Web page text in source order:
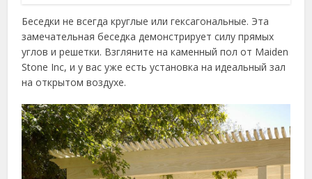
Беседки не всегда круглые или гексагональные. Эта
замечательная беседка демонстрирует силу прямых
углов и решетки. Взгляните на каменный пол от Maiden
Stone Inc, и у вас уже есть установка на идеальный зал
на открытом воздухе.